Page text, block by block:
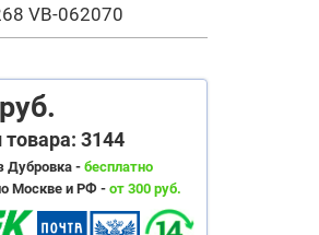
VB-062070
товара: 3144
Дубровка - бесплатно
Москве и РФ -от 300 руб.